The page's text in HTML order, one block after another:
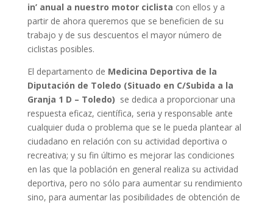
in’ anual a nuestro motor ciclista con ellos y a
partir de ahora queremos que se beneficien de su
trabajo y de sus descuentos el mayor número de
ciclistas posibles.
El departamento de Medicina Deportiva de la
Diputación de Toledo (Situado en C/Subida a la
Granja 1 D – Toledo) se dedica a proporcionar una
respuesta eficaz, científica, seria y responsable ante
cualquier duda o problema que se le pueda plantear al
ciudadano en relación con su actividad deportiva o
recreativa; y su fin último es mejorar las condiciones
en las que la población en general realiza su actividad
deportiva, pero no sólo para aumentar su rendimiento
sino, para aumentar las posibilidades de obtención de